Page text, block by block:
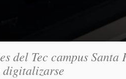
del Tec campus Santa
digitalizarse